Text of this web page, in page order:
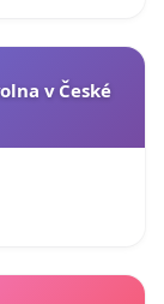
v České